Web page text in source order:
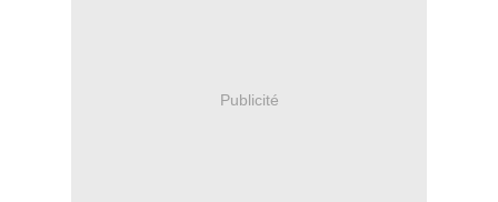
Publicité